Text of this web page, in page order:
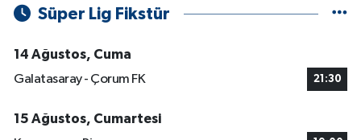
Süper Lig Fikstür
14 Ağustos, Cuma
Galatasaray - Çorum FK
21:30
15 Ağustos, Cumartesi